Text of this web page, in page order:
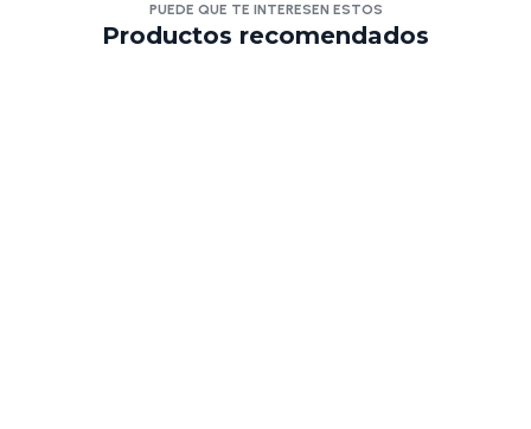
PUEDE QUE TE INTERESEN ESTOS
Productos recomendados